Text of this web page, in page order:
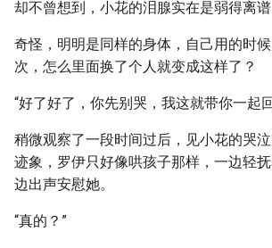
却不曾想到，小花的泪腺实在是弱得离谱
奇怪，明明是同样的身体，自己用的时
次，怎么里面换了个人就变成这样了？
“好了好了，你先别哭，我这就带你一起
稍微观察了一段时间过后，见小花的哭
迹象，罗伊只好像哄孩子那样，一边轻
边出声安慰她。
“真的？”